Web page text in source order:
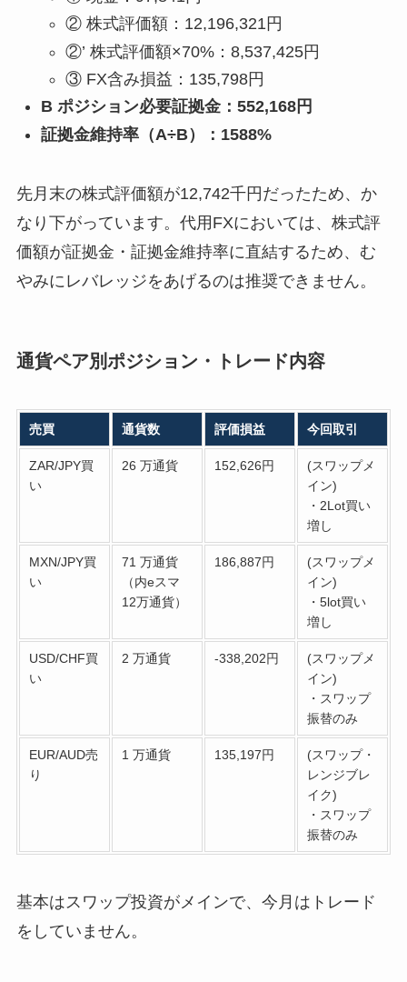
② 株式評価額：12,196,321円
②’ 株式評価額×70%：8,537,425円
③ FX含み損益：135,798円
B ポジション必要証拠金：552,168円
証拠金維持率（A÷B）：1588%
先月末の株式評価額が12,742千円だったため、か
なり下がっています。代用FXにおいては、株式評
価額が証拠金・証拠金維持率に直結するため、む
やみにレバレッジをあげるのは推奨できません。
通貨ペア別ポジション・トレード内容
売買 通貨数 評価損益 今回取引
ZAR/JPY買
い
26 万通貨 152,626円
(スワップメ
イン)
・2Lot買い
増し
MXN/JPY買
い
71 万通貨
（内eスマ
12万通貨）
186,887円
(スワップメ
イン)
・5lot買い
増し
USD/CHF買
い
2 万通貨 -338,202円
(スワップメ
イン)
・スワップ
振替のみ
EUR/AUD売
り
1 万通貨 135,197円
(スワップ・
レンジブレ
イク)
・スワップ
振替のみ
基本はスワップ投資がメインで、今月はトレード
をしていません。